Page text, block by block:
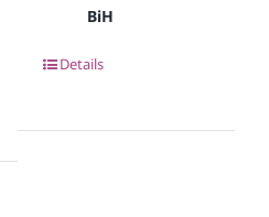
BiH
Details